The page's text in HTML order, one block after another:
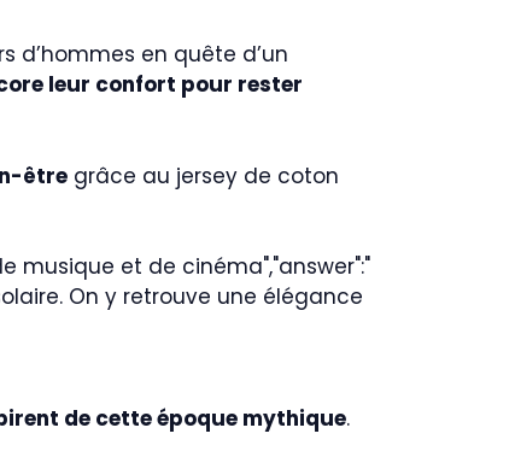
d’hommes en quête d’un
leur confort pour rester
être grâce au jersey de coton
musique et de cinéma","answer":"
On y retrouve une élégance
de cette époque mythique.